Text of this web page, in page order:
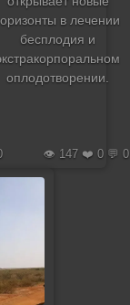
в лечении
бесплодия и
оплодотворении.
👁️ 147 ❤️ 0 💬 0